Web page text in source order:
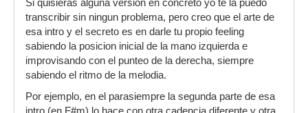
Si quisieras alguna version en concreto yo te la puedo
transcribir sin ningun problema, pero creo que el arte de
esa intro y el secreto es en darle tu propio feeling
sabiendo la posicion inicial de la mano izquierda e
improvisando con el punteo de la derecha, siempre
sabiendo el ritmo de la melodia.
Por ejemplo, en el parasiempre la segunda parte de esa